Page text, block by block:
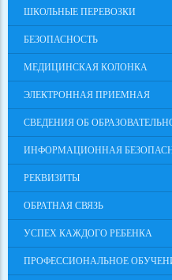
ШКОЛЬНЫЕ ПЕРЕВОЗКИ
БЕЗОПАСНОСТЬ
МЕДИЦИНСКАЯ КОЛОНКА
ЭЛЕКТРОННАЯ ПРИЕМНАЯ
СВЕДЕНИЯ ОБ
ИНФОРМАЦИОННАЯ
РЕКВИЗИТЫ
ОБРАТНАЯ СВЯЗЬ
УСПЕХ КАЖДОГО РЕБЕНКА
ПРОФЕССИОНАЛЬНОЕ